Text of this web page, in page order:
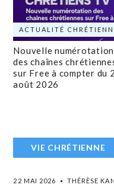
ACTUALITÉ
Nouvelle numérotation
des chaînes
sur Free à compter du
août 2026
VIE CHRÉTIENNE
22 MAI 2026 THÉRÈSE